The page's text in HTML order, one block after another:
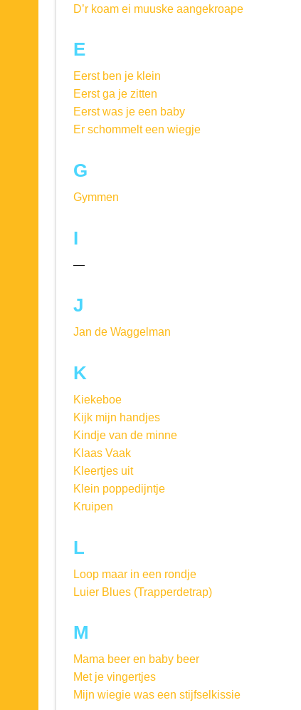
D’r koam ei muuske aangekroape
E
Eerst ben je klein
Eerst ga je zitten
Eerst was je een baby
Er schommelt een wiegje
G
Gymmen
I
—
J
Jan de Waggelman
K
Kiekeboe
Kijk mijn handjes
Kindje van de minne
Klaas Vaak
Kleertjes uit
Klein poppedijntje
Kruipen
L
Loop maar in een rondje
Luier Blues (Trapperdetrap)
M
Mama beer en baby beer
Met je vingertjes
Mijn wiegie was een stijfselkissie